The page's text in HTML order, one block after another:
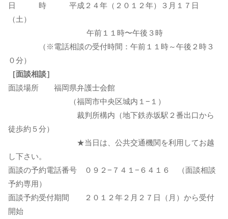
日 時 平成２４年（２０１２年）３月１７日
（土）
午前１１時〜午後３時
（※電話相談の受付時間：午前１１時～午後２時３
０分）
［面談相談］
面談場所 福岡県弁護士会館
（福岡市中央区城内１−１）
裁判所構内（地下鉄赤坂駅２番出口から
徒歩約５分）
★当日は、公共交通機関を利用してお越
し下さい。
面談の予約電話番号 ０９２−７４１−６４１６ （面談相談
予約専用）
面談予約受付期間 ２０１２年２月２７日（月）から受付
開始